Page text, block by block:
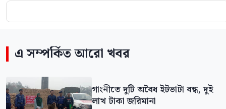
এ সম্পর্কিত আরো খবর
গাংনীতে দুটি অবৈধ ইটভাটা বন্ধ, দুই
লাখ টাকা জরিমানা